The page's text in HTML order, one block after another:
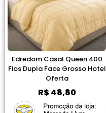
Edredom Casal Queen 400
Fios Dupla Face Grosso Hotel
Oferta
R$48,80